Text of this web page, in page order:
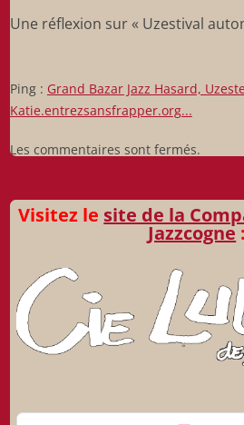
Une réflexion sur « Uzestival
Ping : Grand Bazar Jazz Hasard,
Katie.entrezsansfrapper.org...
Les commentaires sont fermés.
Visitez le site de la
Jazzcogne